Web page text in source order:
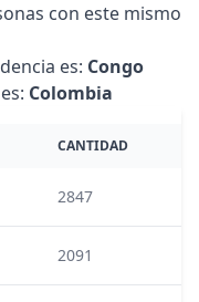
con este mismo
es: Congo
Colombia
CANTIDAD
2847
2091